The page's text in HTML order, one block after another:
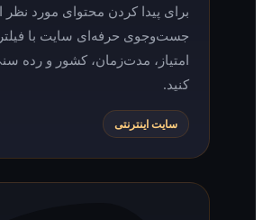
برای پیدا کردن محتوای مورد نظر از
جست‌وجوی حرفه‌ای سایت با فیلتر سال، ژانر،
امتیاز، مدت‌زمان، کشور و رده سنی استفاده
سایت اینترنتی